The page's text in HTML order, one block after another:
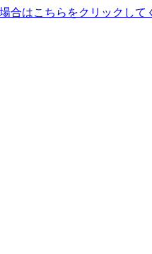
合はこちらをクリックして